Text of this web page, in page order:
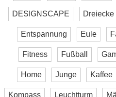
DESIGNSCAPE Dreiecke
Entspannung Eule
Fitness Fußball
Home Junge Kaffee
Kompass Leuchtturm